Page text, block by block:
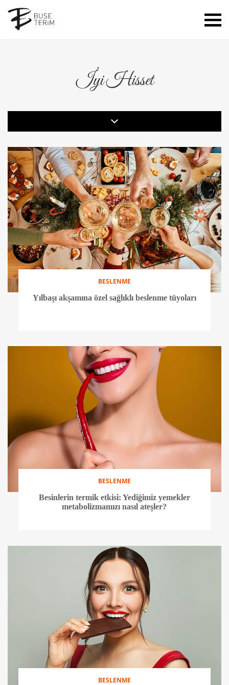
İyi Hisset
BESLENME
Yılbaşı akşamına özel sağlıklı beslenme tüyoları
BESLENME
Besinlerin termik etkisi: Yediğimiz yemekler
metabolizmamızı nasıl ateşler?
BESLENME